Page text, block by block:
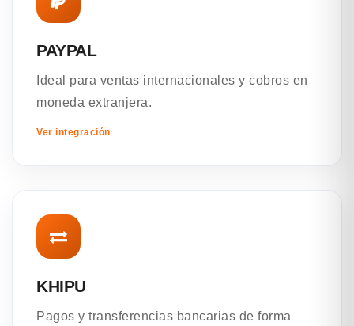
PAYPAL
Ideal para ventas internacionales y cobros en
moneda extranjera.
Ver integración
KHIPU
Pagos y transferencias bancarias de forma